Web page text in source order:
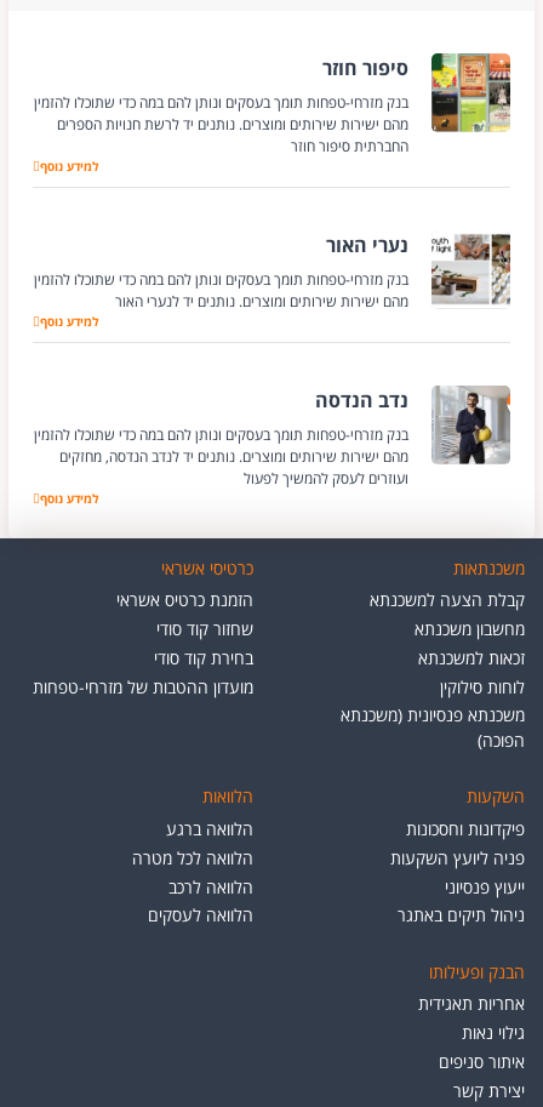
סיפור חוזר
בנק מזרחי-טפחות תומך בעסקים ונותן להם במה כדי שתוכלו להזמין
מהם ישירות שירותים ומוצרים. נותנים יד לרשת חנויות הספרים
החברתית סיפור חוזר
סיפור חוזר
למידע נוסף
נערי האור
בנק מזרחי-טפחות תומך בעסקים ונותן להם במה כדי שתוכלו להזמין
מהם ישירות שירותים ומוצרים. נותנים יד לנערי האור
נערי האור
למידע נוסף
נדב הנדסה
בנק מזרחי-טפחות תומך בעסקים ונותן להם במה כדי שתוכלו להזמין
מהם ישירות שירותים ומוצרים. נותנים יד לנדב הנדסה, מחזקים
ועוזרים לעסק להמשיך לפעול
נדב הנדסה
למידע נוסף
משכנתאות
קבלת הצעה למשכנתא
מחשבון משכנתא
זכאות למשכנתא
לוחות סילוקין
משכנתא פנסיונית (משכנתא
הפוכה)
כרטיסי אשראי
הזמנת כרטיס אשראי
שחזור קוד סודי
בחירת קוד סודי
מועדון ההטבות של מזרחי-טפחות
השקעות
פיקדונות וחסכונות
פניה ליועץ השקעות
ייעוץ פנסיוני
ניהול תיקים באתגר
הלוואות
הלוואה ברגע
הלוואה לכל מטרה
הלוואה לרכב
הלוואה לעסקים
הבנק ופעילותו
אחריות תאגידית
גילוי נאות
איתור סניפים
יצירת קשר